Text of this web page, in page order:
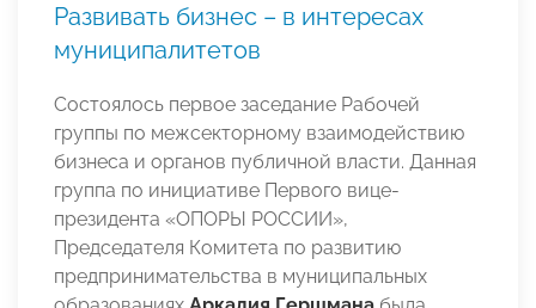
Развивать бизнес – в интересах
муниципалитетов
Состоялось первое заседание Рабочей
группы по межсекторному взаимодействию
бизнеса и органов публичной власти. Данная
группа по инициативе Первого вице-
президента «ОПОРЫ РОССИИ»,
Председателя Комитета по развитию
предпринимательства в муниципальных